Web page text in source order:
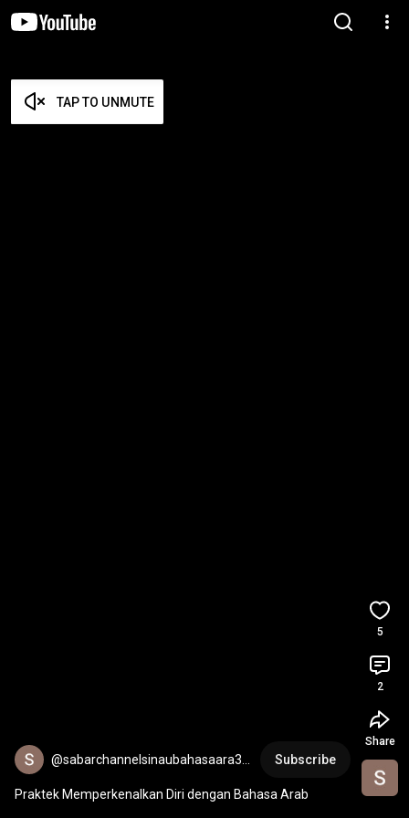
TAP TO UNMUTE
@sabarchannelsinaubahasaara37
Subscribe
Praktek Memperkenalkan Diri dengan Bahasa Arab
5
2
Share